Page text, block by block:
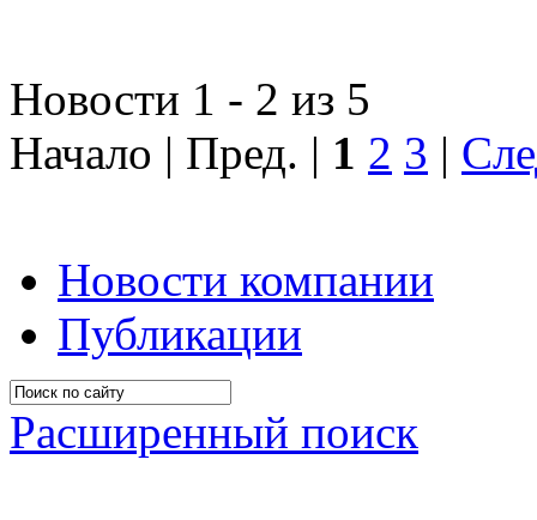
Новости 1 - 2 из 5
Начало | Пред. | 1 2 3 |
Новости компании
Публикации
Расширенный поиск